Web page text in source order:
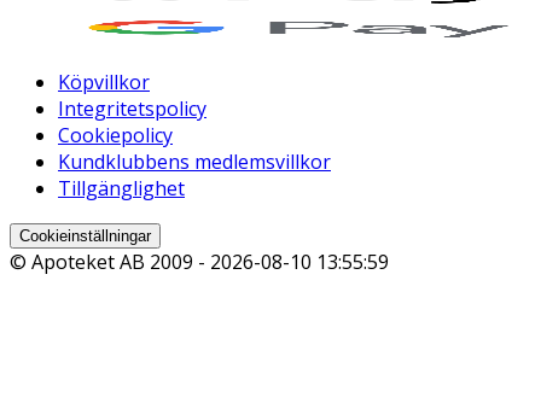
Köpvillkor
Integritetspolicy
Cookiepolicy
Kundklubbens medlemsvillkor
Tillgänglighet
Cookieinställningar
© Apoteket AB 2009 - 2026-08-10 13:55:59